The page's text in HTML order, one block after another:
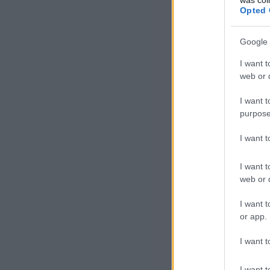
Opted
Google
I want
web or
I want
I want
I want
web or
I want
or app.
I want